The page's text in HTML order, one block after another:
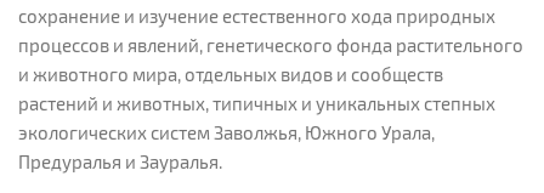
сохранение и изучение естественного хода природных
процессов и явлений, генетического фонда растительного
и животного мира, отдельных видов и сообществ
растений и животных, типичных и уникальных степных
экологических систем Заволжья, Южного Урала,
Предуралья и Зауралья.